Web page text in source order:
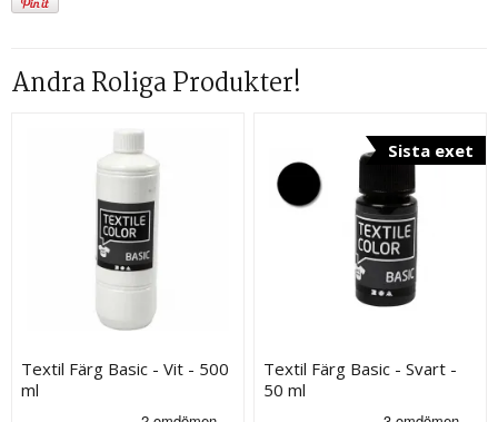
Andra Roliga Produkter!
Textil Färg Basic - Vit - 500
ml
Sista exet
Textil Färg Basic - Svart -
50 ml